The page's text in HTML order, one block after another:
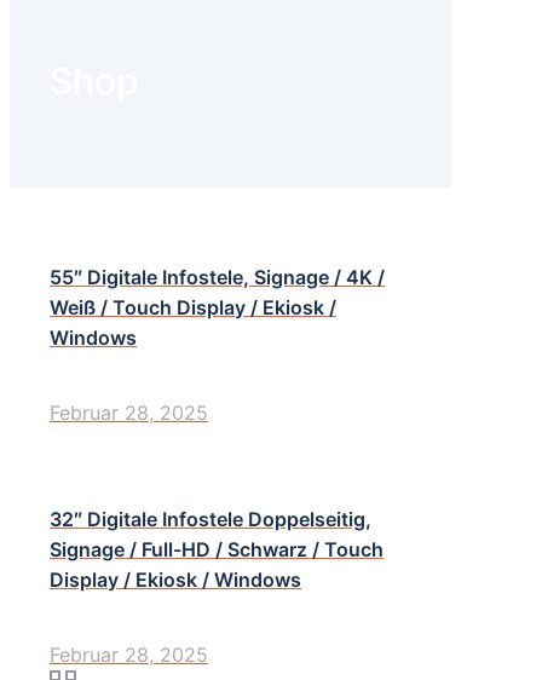
55″ Digitale Infostele, Signage / 4K /
Weiß / Touch Display / Ekiosk /
Windows
Februar 28, 2025
32″ Digitale Infostele Doppelseitig,
Signage / Full-HD / Schwarz / Touch
Display / Ekiosk / Windows
Februar 28, 2025